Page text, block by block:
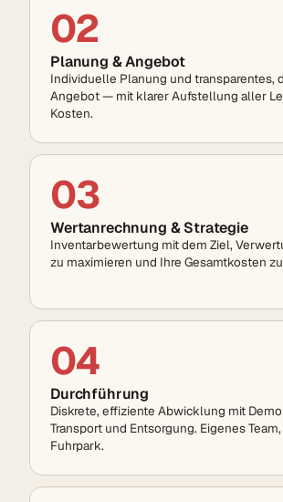
02
Planung & Angebot
Individuelle Planung und transparentes,
Angebot — mit klarer Aufstellung aller
Kosten.
03
Wertanrechnung & Strategie
Inventar­bewertung mit dem Ziel,
zu maximieren und Ihre Gesamt­kosten
04
Durchführung
Diskrete, effiziente Abwicklung mit
Transport und Entsorgung. Eigenes
Fuhrpark.